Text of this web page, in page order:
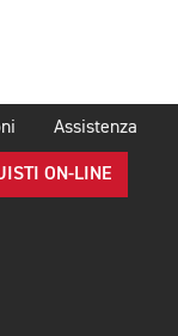
Assistenza
ON-LINE